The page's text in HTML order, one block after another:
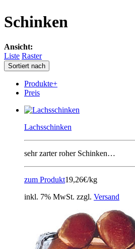
Schinken
Ansicht:
Liste Raster
Sortiert nach
Produkte+
Preis
Lachsschinken
sehr zarter roher Schinken…
zum Produkt19,26€/kg
inkl. 7% MwSt. zzgl. Versand